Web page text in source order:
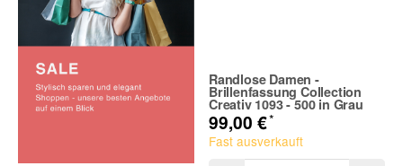
Randlose Damen -
Brillenfassung Collection
Creativ 1093 - 500 in Grau
99,00 €*
Fast ausverkauft